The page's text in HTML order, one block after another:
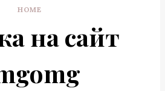
HOME
на сайт